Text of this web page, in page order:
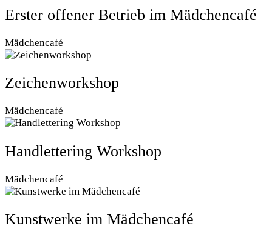
Erster offener Betrieb im Mädchencafé
Mädchencafé
Zeichenworkshop
Mädchencafé
Handlettering Workshop
Mädchencafé
Kunstwerke im Mädchencafé